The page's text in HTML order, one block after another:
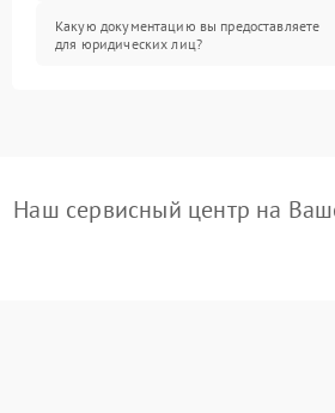
Какую документацию вы предоставляете
для юридических лиц?
Наш сервисный центр на